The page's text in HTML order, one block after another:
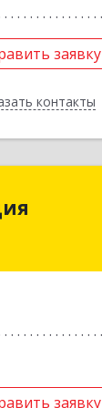
заявку
контакты
заявку
Назад
заявку
заявку